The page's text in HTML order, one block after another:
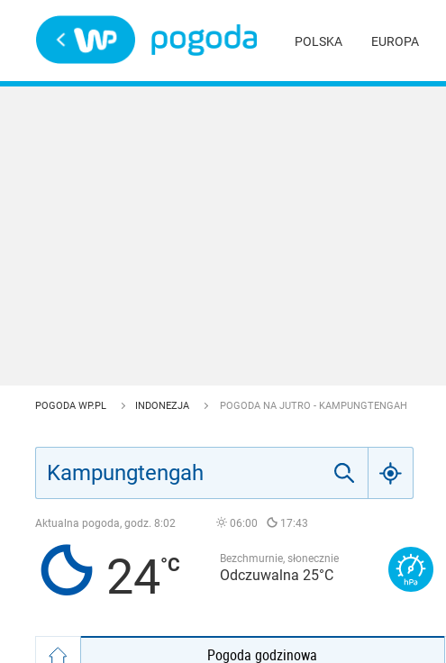
POLSKA EUROPA
POGODA WP.PL INDONEZJA POGODA NA JUTRO - KAMPUNGTENGAH
Aktualna pogoda, godz. 8:02 06:00 17:43
24 Bezchmurnie, słonecznie
Odczuwalna 25°C
Pogoda godzinowa